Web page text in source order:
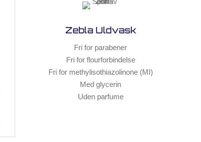
Zebla Uldvask
Fri for parabener
Fri for flourforbindelse
Fri for methylisothiazolinone (MI)
Med glycerin
Uden parfume